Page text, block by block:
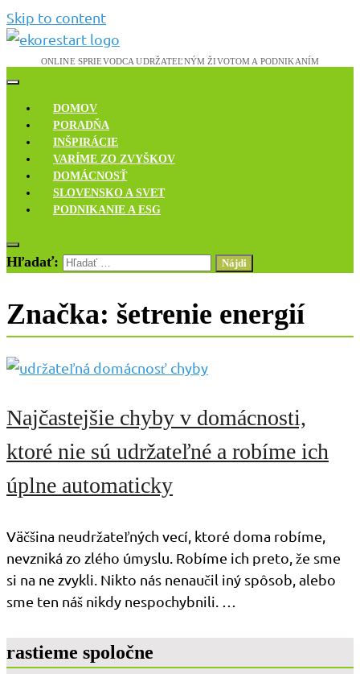
Skip to content
Ekoreštart
Novinky, rozhovory a inšpirácie
DOMOV
PORADŇA
INŠPIRÁCIE
VARÍME ZO ZVYŠKOV
DOMÁCNOSŤ
SLOVENSKO A SVET
PODNIKANIE A ESG
Hľadať:
Značka: šetrenie energií
Najčastejšie chyby v domácnosti,
ktoré nie sú udržateľné a robíme ich
úplne automaticky
Väčšina neudržateľných vecí, ktoré doma robíme,
nevzniká zo zlého úmyslu. Robíme ich preto, že sme
si na ne zvykli. Nikto nás nenaučil iný spôsob, alebo
sme ten náš nikdy nespochybnili. …
rastieme spoločne